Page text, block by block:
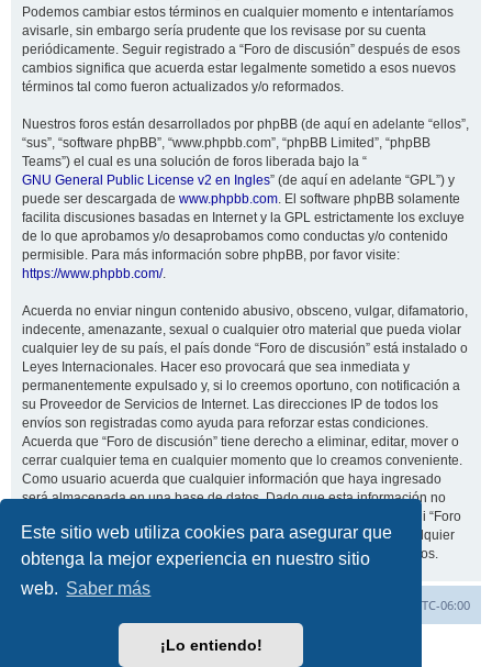
Este sitio web utiliza cookies para asegurar que
obtenga la mejor experiencia en nuestro sitio
web. Saber más
¡Lo entiendo!
Podemos cambiar estos términos en cualquier momento e intentaríamos
avisarle, sin embargo sería prudente que los revisase por su cuenta
periódicamente. Seguir registrado a “Foro de discusión” después de esos
cambios significa que acuerda estar legalmente sometido a esos nuevos
términos tal como fueron actualizados y/o reformados.
Nuestros foros están desarrollados por phpBB (de aquí en adelante “ellos”,
“sus”, “software phpBB”, “www.phpbb.com”, “phpBB Limited”, “phpBB
Teams”) el cual es una solución de foros liberada bajo la “
GNU General Public License v2 en Ingles” (de aquí en adelante “GPL”) y
puede ser descargada de www.phpbb.com. El software phpBB solamente
facilita discusiones basadas en Internet y la GPL estrictamente los excluye
de lo que aprobamos y/o desaprobamos como conductas y/o contenido
permisible. Para más información sobre phpBB, por favor visite:
https://www.phpbb.com/.
Acuerda no enviar ningun contenido abusivo, obsceno, vulgar, difamatorio,
indecente, amenazante, sexual o cualquier otro material que pueda violar
cualquier ley de su país, el país donde “Foro de discusión” está instalado o
Leyes Internacionales. Hacer eso provocará que sea inmediata y
permanentemente expulsado y, si lo creemos oportuno, con notificación a
su Proveedor de Servicios de Internet. Las direcciones IP de todos los
envíos son registradas como ayuda para reforzar estas condiciones.
Acuerda que “Foro de discusión” tiene derecho a eliminar, editar, mover o
cerrar cualquier tema en cualquier momento que lo creamos conveniente.
Como usuario acuerda que cualquier información que haya ingresado
será almacenada en una base de datos. Dado que esta información no
será compartida con ninguna tercera parte sin su consentimiento, ni “Foro
de discusión” ni phpBB podrán considerarse responsables por cualquier
intento de hacking que conlleve a que los datos sean comprometidos.
UTC-06:00
Desarrollado porphpBB® Forum Software © phpBB Limited